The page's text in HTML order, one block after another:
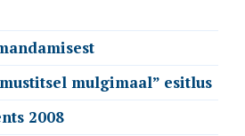
mulgimaal” esitlus
2008